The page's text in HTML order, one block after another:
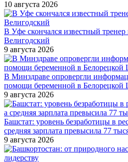
10 августа 2026
В Уфе скончался известный
Велигодский
9 августа 2026
В Минздраве опровергли
помощи беременной в Белорецкой
9 августа 2026
Башстат: уровень безработицы в
средняя зарплата превысила 77
9 августа 2026